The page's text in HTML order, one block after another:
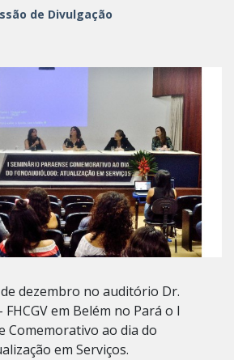
de Divulgação
dezembro no auditório Dr.
em Belém no Pará o I
Comemorativo ao dia do
em Serviços.